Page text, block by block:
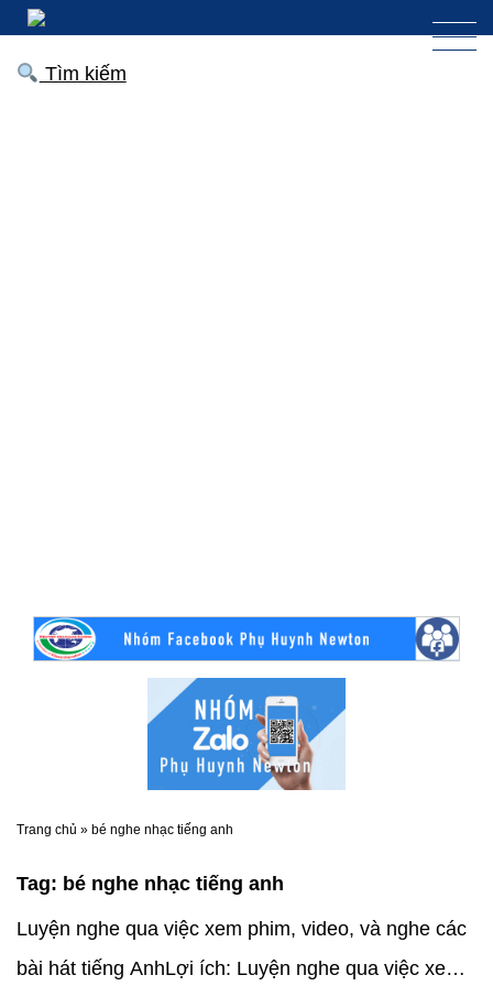
Tìm kiếm
Trang chủ » bé nghe nhạc tiếng anh
Tag: bé nghe nhạc tiếng anh
Luyện nghe qua việc xem phim, video, và nghe các
bài hát tiếng AnhLợi ích: Luyện nghe qua việc xem